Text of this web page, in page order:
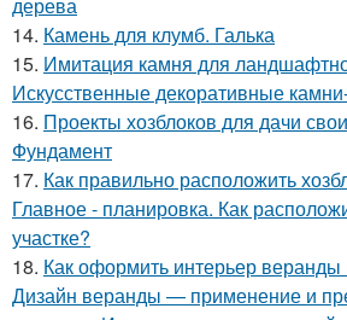
14. Камень для клумб. Галька
15. Имитация камня для
Искусственные декоративные
16. Проекты хозблоков для дачи
Фундамент
17. Как правильно расположить
Главное - планировка. Как
участке?
18. Как оформить интерьер
Дизайн веранды — применение и